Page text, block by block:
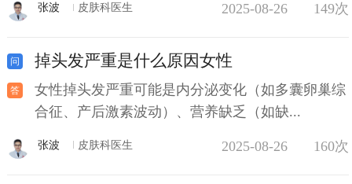
张波 皮肤科医生 2025-08-26 149次
掉头发严重是什么原因女性
女性掉头发严重可能是内分泌变化（如多囊卵巢综
合征、产后激素波动）、营养缺乏（如缺...
张波 皮肤科医生 2025-08-26 160次